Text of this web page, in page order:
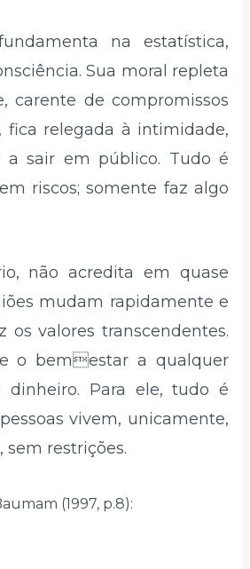
na estatística,
Sua moral repleta
carente de compromissos
fica relegada à intimidade,
a sair em público. Tudo é
riscos; somente faz algo
não acredita em quase
mudam rapidamente e
os valores transcendentes.
o bemestar a qualquer
dinheiro. Para ele, tudo é
vivem, unicamente,
sem restrições.
(1997, p.8):